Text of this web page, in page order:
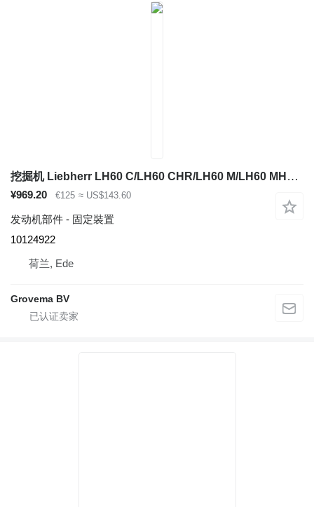
挖掘机 Liebherr LH60 C/LH60 CHR/LH60 M/LH60 MHR/LH60 MT/LH80 C/LH80 M/LH80 MHR/L566/L576/L580/R946/R950/R956/R960/R976/D936 的 固定裝置 Liebherr Holder 10124922
¥969.20 €125 ≈ US$143.60
发动机部件 - 固定裝置
10124922
荷兰, Ede
Grovema BV